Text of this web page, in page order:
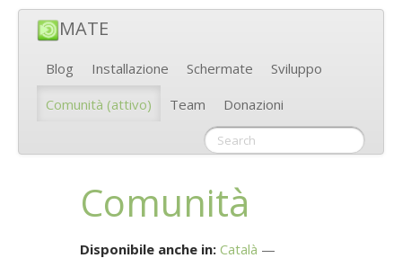
MATE
Blog Installazione Schermate
Sviluppo
Comunità (attivo) Team Donazioni
Comunità
Disponibile anche in: Català